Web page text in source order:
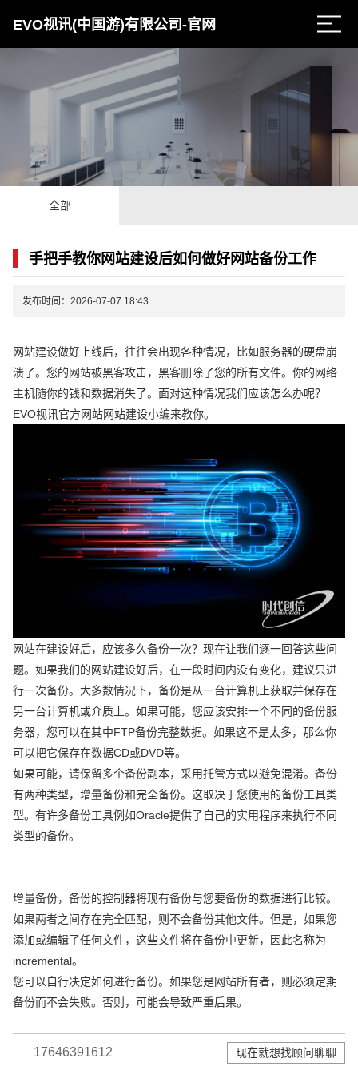
EVO视讯(中国游)有限公司-官网
全部
手把手教你网站建设后如何做好网站备份工作
发布时间：2026-07-07 18:43
网站建设做好上线后，往往会出现各种情况，比如服务器的硬盘崩
溃了。您的网站被黑客攻击，黑客删除了您的所有文件。你的网络
主机随你的钱和数据消失了。面对这种情况我们应该怎么办呢？
EVO视讯官方网站网站建设小编来教你。
网站在建设好后，应该多久备份一次？现在让我们逐一回答这些问
题。如果我们的网站建设好后，在一段时间内没有变化，建议只进
行一次备份。大多数情况下，备份是从一台计算机上获取并保存在
另一台计算机或介质上。如果可能，您应该安排一个不同的备份服
务器，您可以在其中FTP备份完整数据。如果这不是太多，那么你
可以把它保存在数据CD或DVD等。
如果可能，请保留多个备份副本，采用托管方式以避免混淆。备份
有两种类型，增量备份和完全备份。这取决于您使用的备份工具类
型。有许多备份工具例如Oracle提供了自己的实用程序来执行不同
类型的备份。
增量备份，备份的控制器将现有备份与您要备份的数据进行比较。
如果两者之间存在完全匹配，则不会备份其他文件。但是，如果您
添加或编辑了任何文件，这些文件将在备份中更新，因此名称为
incremental。
您可以自行决定如何进行备份。如果您是网站所有者，则必须定期
备份而不会失败。否则，可能会导致严重后果。
17646391612 现在就想找顾问聊聊